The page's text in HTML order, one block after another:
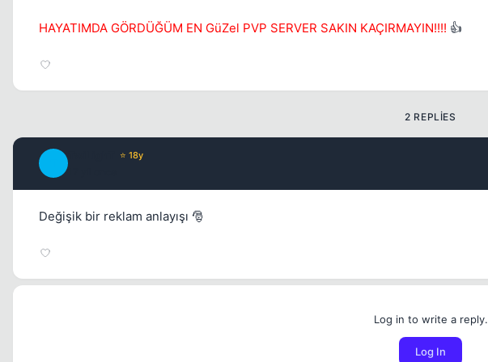
HAYATIMDA GÖRDÜĞÜM EN GüZel PVP SERVER SAKIN KAÇIRMAYIN!!!! 👍
2 REPLIES
⭐ 18y
Değişik bir reklam anlayışı 🎅
Log in to write a reply.
Log In